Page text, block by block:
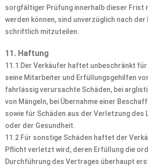
sorgfältiger Prüfung innerhalb dieser Frist
werden können, sind unverzüglich nach der
schriftlich mitzuteilen.
11. Haftung
11.1 Der Verkäufer haftet unbeschränkt
seine Mitarbeiter und Erfüllungsgehilfen
fahrlässig verursachte Schäden, bei
von Mängeln, bei Übernahme einer
sowie für Schäden aus der Verletzung des
oder der Gesundheit.
11.2 Für sonstige Schäden haftet der
Pflicht verletzt wird, deren Erfüllung die
Durchführung des Vertrages überhaupt